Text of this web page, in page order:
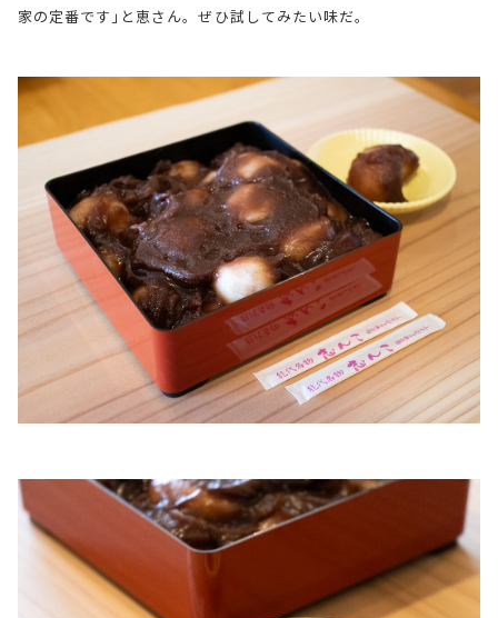
家の定番です｣と恵さん。ぜひ試してみたい味だ。